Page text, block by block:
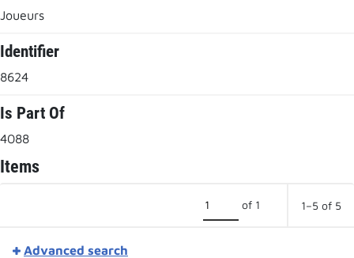
Joueurs
Identifier
8624
Is Part Of
4088
Items
of 1 1–5 of 5
Advanced search